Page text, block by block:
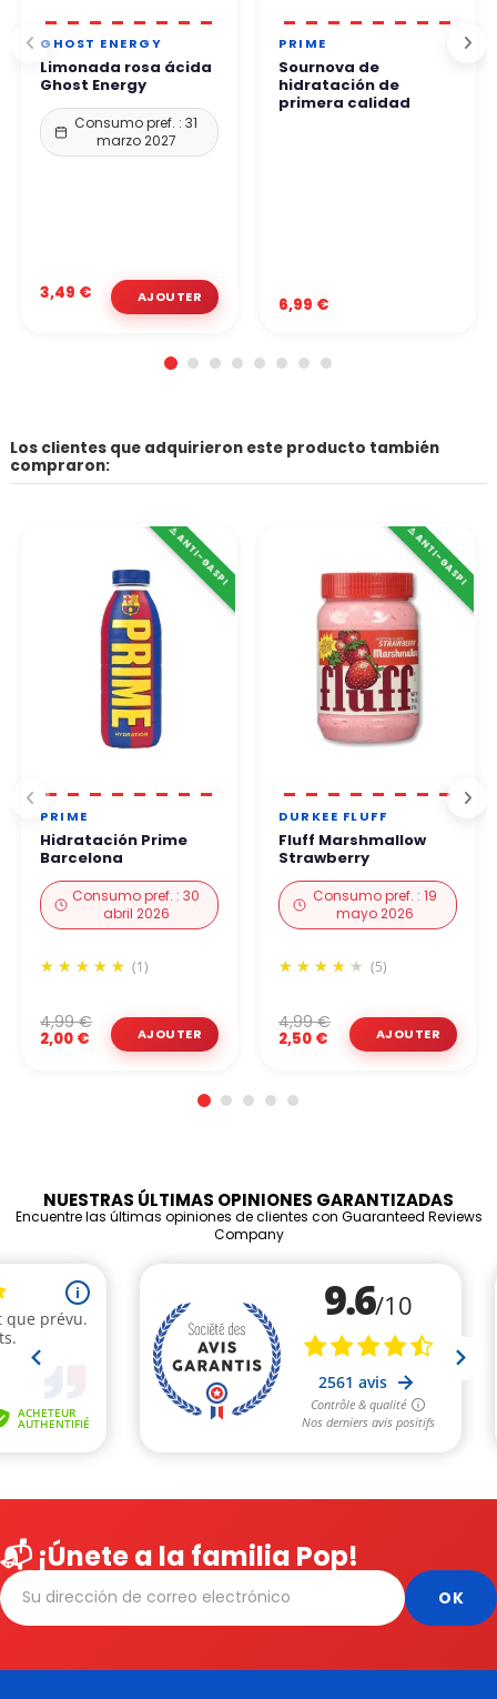
GHOST ENERGY
Limonada rosa ácida
Ghost Energy
Consumo pref. : 31
marzo 2027
3,49 €
PRIME
Sournova de
hidratación de
primera calidad
6,99 €
Los clientes que adquirieron este producto también
compraron:
⚠️ ANTI-GASPI
PRIME
Hidratación Prime
Barcelona
Consumo pref. : 30
abril 2026
(1)
2,00 €
4,99 €
⚠️ ANTI-GASPI
DURKEE FLUFF
Fluff Marshmallow
Strawberry
Consumo pref. : 19
mayo 2026
(5)
2,50 €
4,99 €
NUESTRAS ÚLTIMAS OPINIONES GARANTIZADAS
Encuentre las últimas opiniones de clientes con Guaranteed Reviews
Company
📬 ¡Únete a la familia Pop!